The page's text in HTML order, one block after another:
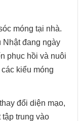
móng tại nhà.
Nhật đang ngày
phục hồi và nuôi
kiểu móng
đổi diện mạo,
trung vào